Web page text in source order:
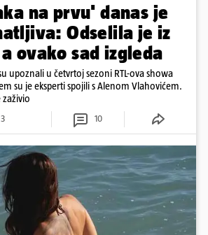
na prvu' danas je
Odselila je iz
ovako sad izgleda
upoznali u četvrtoj sezoni RTL-ova showa
su je eksperti spojili s Alenom Vlahovićem.
3 10